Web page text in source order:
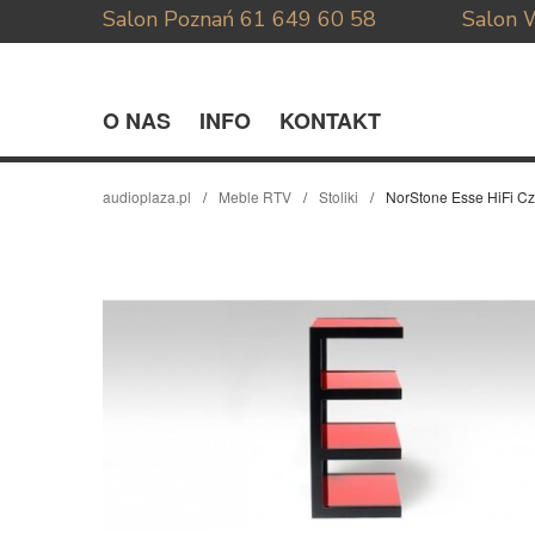
Salon Poznań 61 649 60 58 Salon
O NAS INFO KONTAKT
audioplaza.pl Meble RTV Stoliki NorStone Esse HiFi